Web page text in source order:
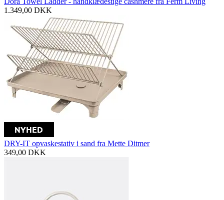
1.349,00 DKK
DRY-IT opvaskestativ i sand fra Mette Ditmer
349,00 DKK